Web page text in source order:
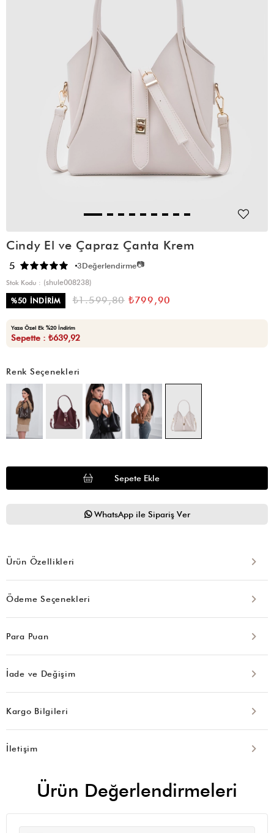
Cindy El ve Çapraz Çanta Krem
5 3Değerlendirme📷
Stok Kodu
(shule008238)
%50 İNDIRIM ₺1.599,80 ₺799,90
Yaza Özel Ek %20 İndirim
Sepette : ₺639,92
Renk Seçenekleri
WhatsApp ile Sipariş Ver
Ürün Özellikleri
Ödeme Seçenekleri
Para Puan
İade ve Değişim
Kargo Bilgileri
İletişim
Ürün Değerlendirmeleri